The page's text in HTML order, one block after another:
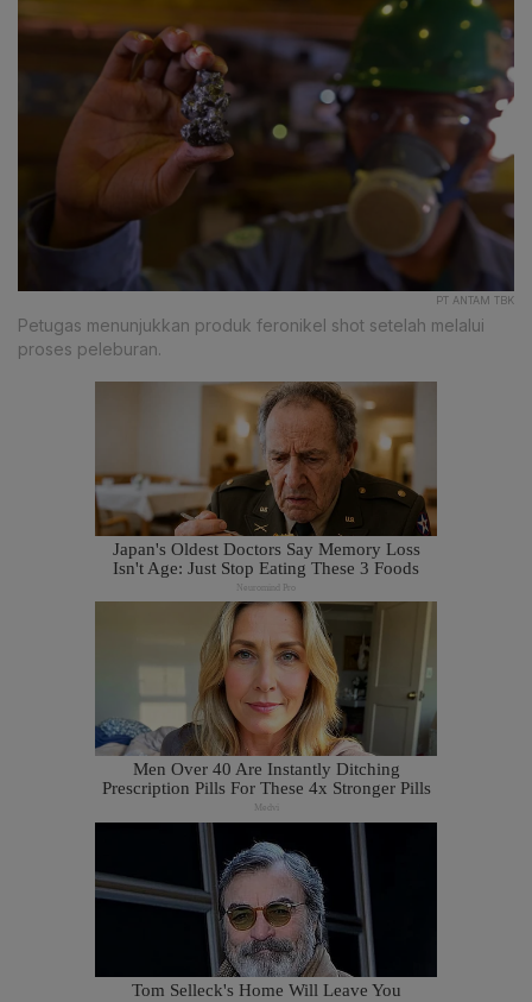
PT ANTAM TBK
Petugas menunjukkan produk feronikel shot setelah melalui
proses peleburan.